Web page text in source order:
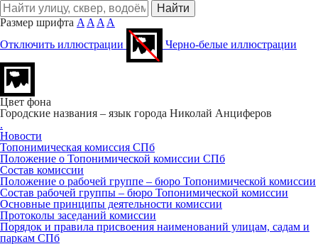
Размер шрифта A A A A
Отключить иллюстрации
Черно-белые иллюстрации
Цвет фона
Городские названия – язык города Николай Анциферов
.
Новости
Топонимическая комиссия СПб
Положение о Топонимической комиссии СПб
Состав комиссии
Положение о рабочей группе – бюро Топонимической комиссии
Состав рабочей группы – бюро Топонимической комиссии
Основные принципы деятельности комиссии
Протоколы заседаний комиссии
Порядок и правила присвоения наименований улицам, садам и
паркам СПб